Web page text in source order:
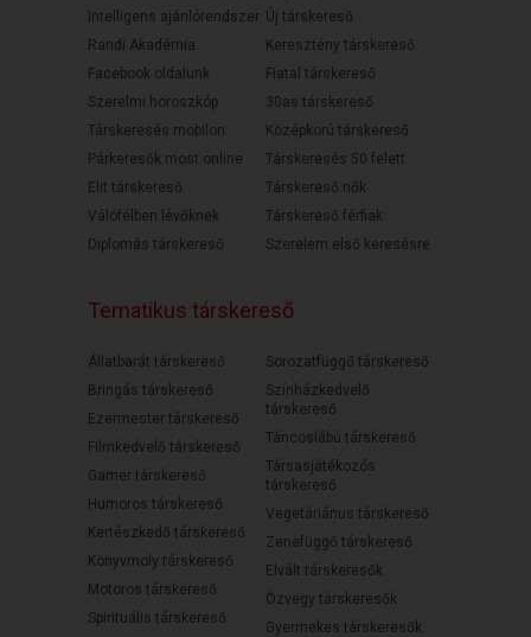
Intelligens ajánlórendszer
Randi Akadémia
Facebook oldalunk
Szerelmi horoszkóp
Társkeresés mobilon
Párkeresők most online
Elit társkereső
Válófélben lévőknek
Diplomás társkereső
Új társkereső
Keresztény társkereső
Fiatal társkereső
30as társkereső
Középkorú társkereső
Társkeresés 50 felett
Társkereső nők
Társkereső férfiak
Szerelem első keresésre
Tematikus társkereső
Állatbarát társkereső
Bringás társkereső
Ezermester társkereső
Filmkedvelő társkereső
Gamer társkereső
Humoros társkereső
Kertészkedő társkereső
Könyvmoly társkereső
Motoros társkereső
Spirituális társkereső
Sorozatfüggő társkereső
Színházkedvelő
társkereső
Táncoslábú társkereső
Társasjátékozós
társkereső
Vegetáriánus társkereső
Zenefüggő társkereső
Elvált társkeresők
Özvegy társkeresők
Gyermekes társkeresők